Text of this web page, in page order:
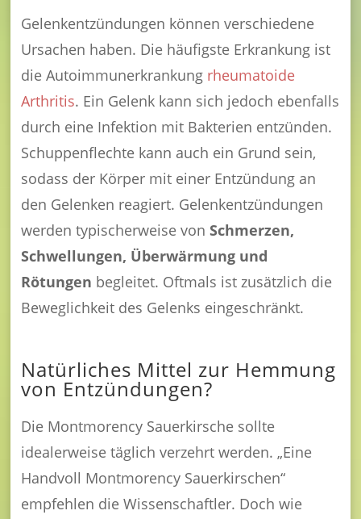
Gelenkentzündungen können verschiedene
Ursachen haben. Die häufigste Erkrankung ist
die Autoimmunerkrankung rheumatoide
Arthritis. Ein Gelenk kann sich jedoch ebenfalls
durch eine Infektion mit Bakterien entzünden.
Schuppenflechte kann auch ein Grund sein,
sodass der Körper mit einer Entzündung an
den Gelenken reagiert. Gelenkentzündungen
werden typischerweise vonSchmerzen,
Schwellungen, Überwärmung und
Rötungen begleitet. Oftmals ist zusätzlich die
Beweglichkeit des Gelenks eingeschränkt.
Natürliches Mittel zur Hemmung
von Entzündungen?
Die Montmorency Sauerkirsche sollte
idealerweise täglich verzehrt werden. „Eine
Handvoll Montmorency Sauerkirschen“
empfehlen die Wissenschaftler. Doch wie